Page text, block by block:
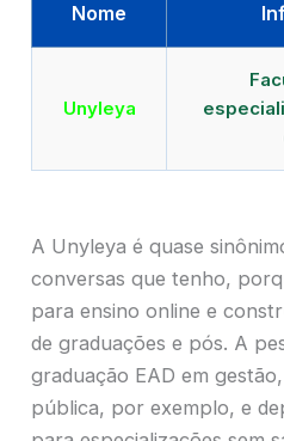
Nome
Unyleya
A Unyleya é quase
conversas que tenho,
para ensino online e
de graduações e pós. A
graduação EAD em
pública, por exemplo, e